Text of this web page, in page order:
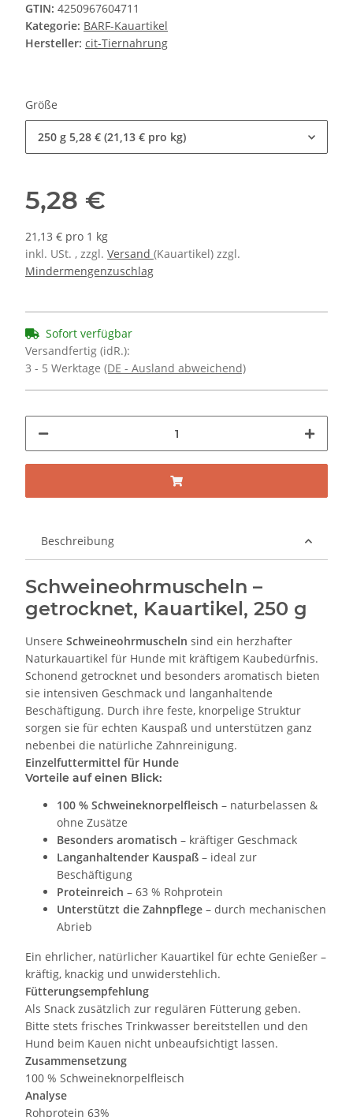
GTIN: 4250967604711
Kategorie: BARF-Kauartikel
Hersteller: cit-Tiernahrung
Größe
250 g 5,28 € (21,13 € pro kg)
5,28 €
21,13 € pro 1 kg
inkl. USt. , zzgl. Versand (Kauartikel) zzgl.
Mindermengenzuschlag
Sofort verfügbar
Versandfertig (idR.):
3 - 5 Werktage (DE - Ausland abweichend)
Beschreibung
Schweineohrmuscheln –
getrocknet, Kauartikel, 250 g
Unsere Schweineohrmuscheln sind ein herzhafter
Naturkauartikel für Hunde mit kräftigem Kaubedürfnis.
Schonend getrocknet und besonders aromatisch bieten
sie intensiven Geschmack und langanhaltende
Beschäftigung. Durch ihre feste, knorpelige Struktur
sorgen sie für echten Kauspaß und unterstützen ganz
nebenbei die natürliche Zahnreinigung.
Einzelfuttermittel für Hunde
Vorteile auf einen Blick:
100 % Schweineknorpelfleisch – naturbelassen &
ohne Zusätze
Besonders aromatisch – kräftiger Geschmack
Langanhaltender Kauspaß – ideal zur
Beschäftigung
Proteinreich – 63 % Rohprotein
Unterstützt die Zahnpflege – durch mechanischen
Abrieb
Ein ehrlicher, natürlicher Kauartikel für echte Genießer –
kräftig, knackig und unwiderstehlich.
Fütterungsempfehlung
Als Snack zusätzlich zur regulären Fütterung geben.
Bitte stets frisches Trinkwasser bereitstellen und den
Hund beim Kauen nicht unbeaufsichtigt lassen.
Zusammensetzung
100 % Schweineknorpelfleisch
Analyse
Rohprotein 63%